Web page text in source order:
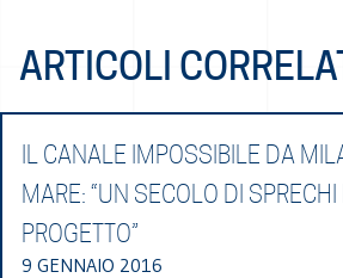
ARTICOLI
IL CANALE IMPOSSIBILE DA
MARE: “UN SECOLO DI
PROGETTO”
9 GENNAIO 2016